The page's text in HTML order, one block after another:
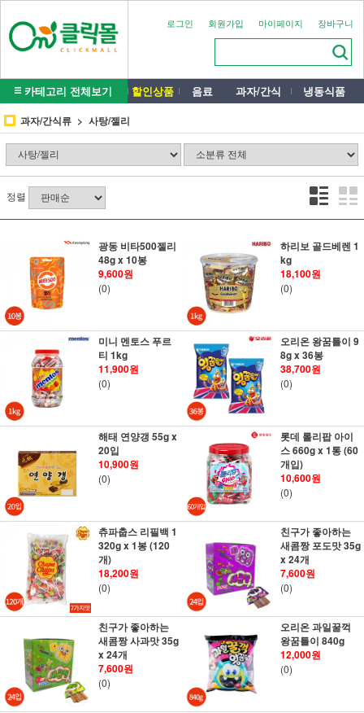
로그인 회원가입 마이페이지 장바구니
카테고리 전체보기 할인상품 음료 과자/간식 냉동식품
과자/간식류 사탕/젤리
정렬
광동 비타500젤리
48g x 10봉
9,600원
(0)
하리보 골드베렌 1
kg
18,100원
(0)
미니 멘토스 푸르
티 1kg
11,900원
(0)
오리온 왕꿈틀이 9
8g x 36봉
38,700원
(0)
해태 연양갱 55g x
20입
10,900원
(0)
롯데 롤리팝 아이
스 660g x 1통 (60
개입)
10,600원
(0)
츄파춥스 리필백 1
320g x 1봉 (120
개)
18,200원
(0)
친구가 좋아하는
새콤짱 포도맛 35g
x 24개
7,600원
(0)
친구가 좋아하는
새콤짱 사과맛 35g
x 24개
7,600원
(0)
오리온 과일꿀꺽
왕꿈틀이 840g
12,000원
(0)